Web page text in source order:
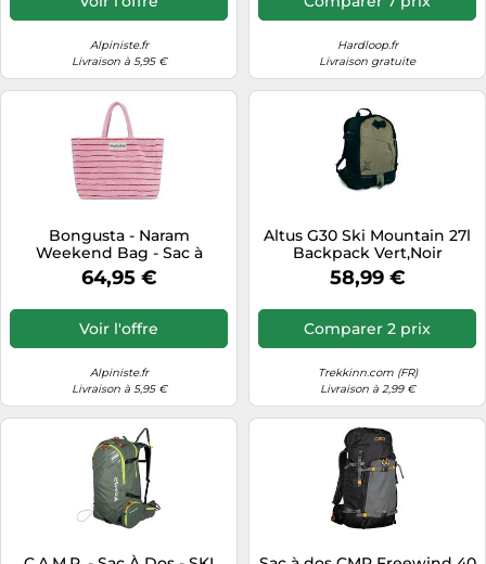
Télévision & vidéo
Électroménager
Alpiniste.fr
Livraison à 5,95 €
Hardloop.fr
Livraison gratuite
Bongusta - Naram
Weekend Bag - Sac à
bandoulière - baby pink /
ski patrol
64,95 €
Voir l'offre
Alpiniste.fr
Livraison à 5,95 €
Altus G30 Ski Mountain 27l
Backpack Vert,Noir
58,99 €
Comparer 2 prix
Trekkinn.com (FR)
Livraison à 2,99 €